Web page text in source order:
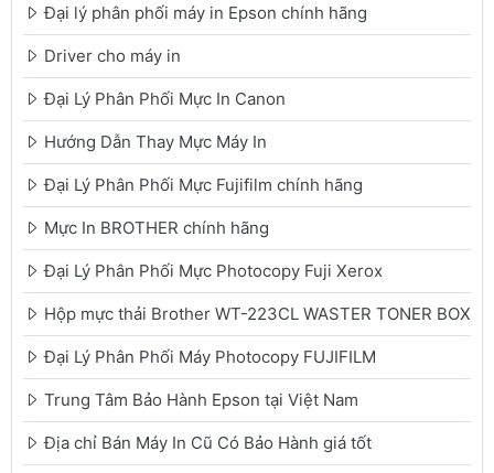
Đại lý phân phối máy in Epson chính hãng
Driver cho máy in
Đại Lý Phân Phối Mực In Canon
Hướng Dẫn Thay Mực Máy In
Đại Lý Phân Phối Mực Fujifilm chính hãng
Mực In BROTHER chính hãng
Đại Lý Phân Phối Mực Photocopy Fuji Xerox
Hộp mực thải Brother WT-223CL WASTER TONER BOX
Đại Lý Phân Phối Máy Photocopy FUJIFILM
Trung Tâm Bảo Hành Epson tại Việt Nam
Địa chỉ Bán Máy In Cũ Có Bảo Hành giá tốt